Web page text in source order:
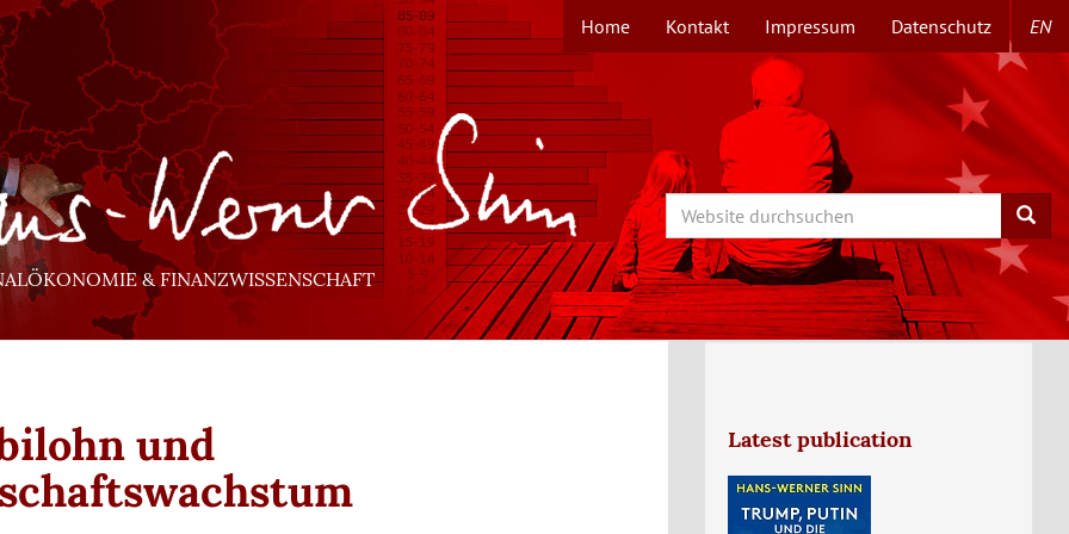
TOPMENÜ
Home Kontakt Impressum Datenschutz EN
& FINANZWISSENSCHAFT
Search Search
und
Latest publication